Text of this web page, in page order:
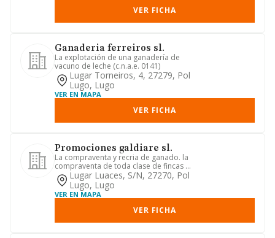
VER FICHA
Ganaderia ferreiros sl.
La explotación de una ganadería de
vacuno de leche (c.n.a.e. 0141)
Lugar Torneiros, 4, 27279, Pol
Lugo, Lugo
VER EN MAPA
VER FICHA
Promociones galdiare sl.
La compraventa y recria de ganado. la
compraventa de toda clase de fincas e
inmuebles. la construcc...
Lugar Luaces, S/n, 27270, Pol
Lugo, Lugo
VER EN MAPA
VER FICHA